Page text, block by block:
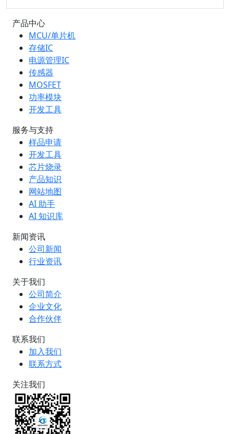
产品中心
MCU/单片机
存储IC
电源管理IC
传感器
MOSFET
功率模块
开发工具
服务与支持
样品申请
开发工具
芯片烧录
产品知识
网站地图
AI 助手
AI 知识库
新闻资讯
公司新闻
行业资讯
关于我们
公司简介
企业文化
合作伙伴
联系我们
加入我们
联系方式
关注我们